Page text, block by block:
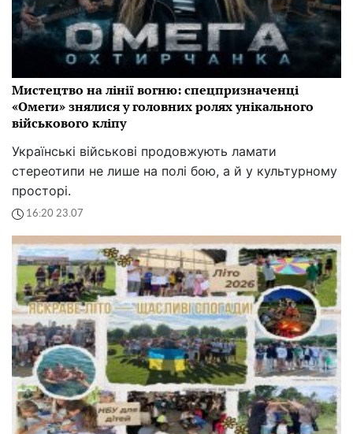
Мистецтво на лінії вогню: спецпризначенці
«Омеги» знялися у головних ролях унікального
військового кліпу
Українські військові продовжують ламати
стереотипи не лише на полі бою, а й у культурному
просторі.
16:20 23.07